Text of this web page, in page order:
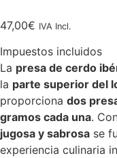
5.00de 5 en
base a
un cliente
47,00€ IVA Incl.
Impuestos incluidos
La presa de cerdo
la parte superior del
proporciona dos
gramos cada una.
jugosa y sabrosa se
experiencia culinaria